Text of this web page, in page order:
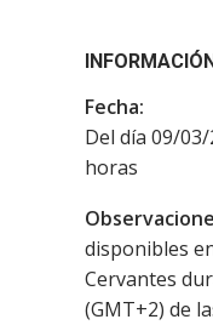
Fecha:
Del día 09/
horas
disponibles
Cervantes
(GMT+2) de